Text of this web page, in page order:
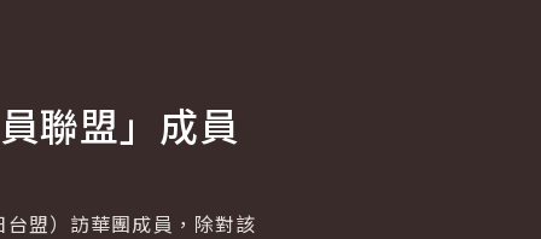
聯盟」成員
盟）訪華團成員，除對該